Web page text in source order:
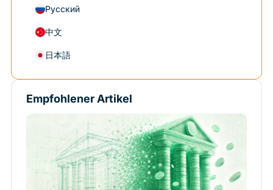
Русский
中文
日本語
Empfohlener Artikel